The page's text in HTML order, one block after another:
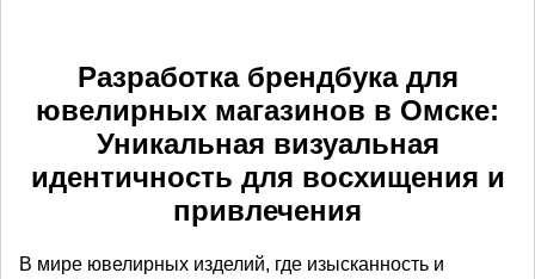
Разработка брендбука для
ювелирных магазинов в Омске:
Уникальная визуальная
идентичность для восхищения и
привлечения
В мире ювелирных изделий, где изысканность и